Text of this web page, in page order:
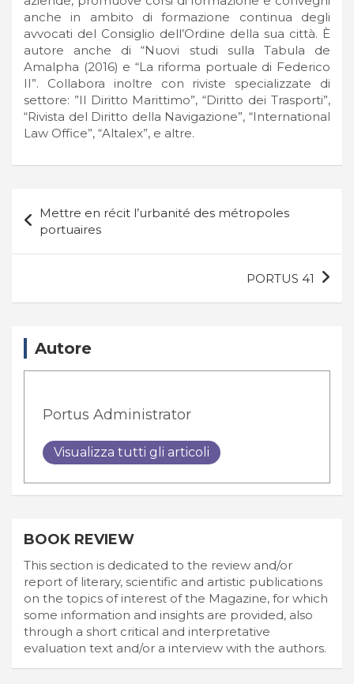
anche in ambito di formazione continua degli
avvocati del Consiglio dell’Ordine della sua città. È
autore anche di “Nuovi studi sulla Tabula de
Amalpha (2016) e “La riforma portuale di Federico
II”. Collabora inoltre con riviste specializzate di
settore: ”Il Diritto Marittimo”, “Diritto dei Trasporti”,
“Rivista del Diritto della Navigazione”, “International
Law Office”, “Altalex”, e altre.
articoli
Mettre en récit l’urbanité des métropoles
portuaires
PORTUS 41
Autore
Portus Administrator
Visualizza tutti gli articoli
BOOK REVIEW
This section is dedicated to the review and/or
report of literary, scientific and artistic publications
on the topics of interest of the Magazine, for which
some information and insights are provided, also
through a short critical and interpretative
evaluation text and/or a interview with the authors.